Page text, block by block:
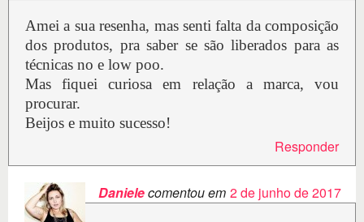
Amei a sua resenha, mas senti falta da composição
dos produtos, pra saber se são liberados para as
técnicas no e low poo.
Mas fiquei curiosa em relação a marca, vou
procurar.
Beijos e muito sucesso!
Responder
Danielecomentou em 2 de junho de 2017